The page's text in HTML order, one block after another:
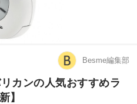
Besme編集部
カンの人気おすすめラ
】